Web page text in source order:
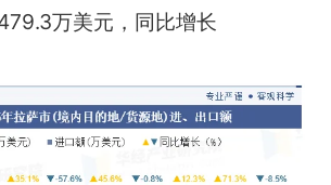
万美元，同比增长